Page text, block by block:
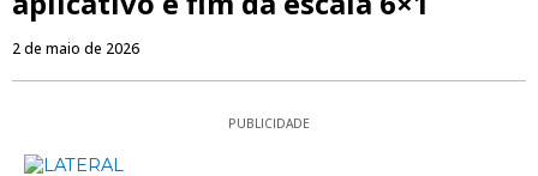
2 de maio de 2026
PUBLICIDADE